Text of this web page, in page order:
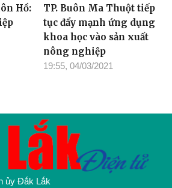
Hồ:
TP. Buôn Ma Thuột tiếp
tục đẩy mạnh ứng dụng
khoa học vào sản xuất
nông nghiệp
19:55, 04/03/2021
ủy Đắk Lắk